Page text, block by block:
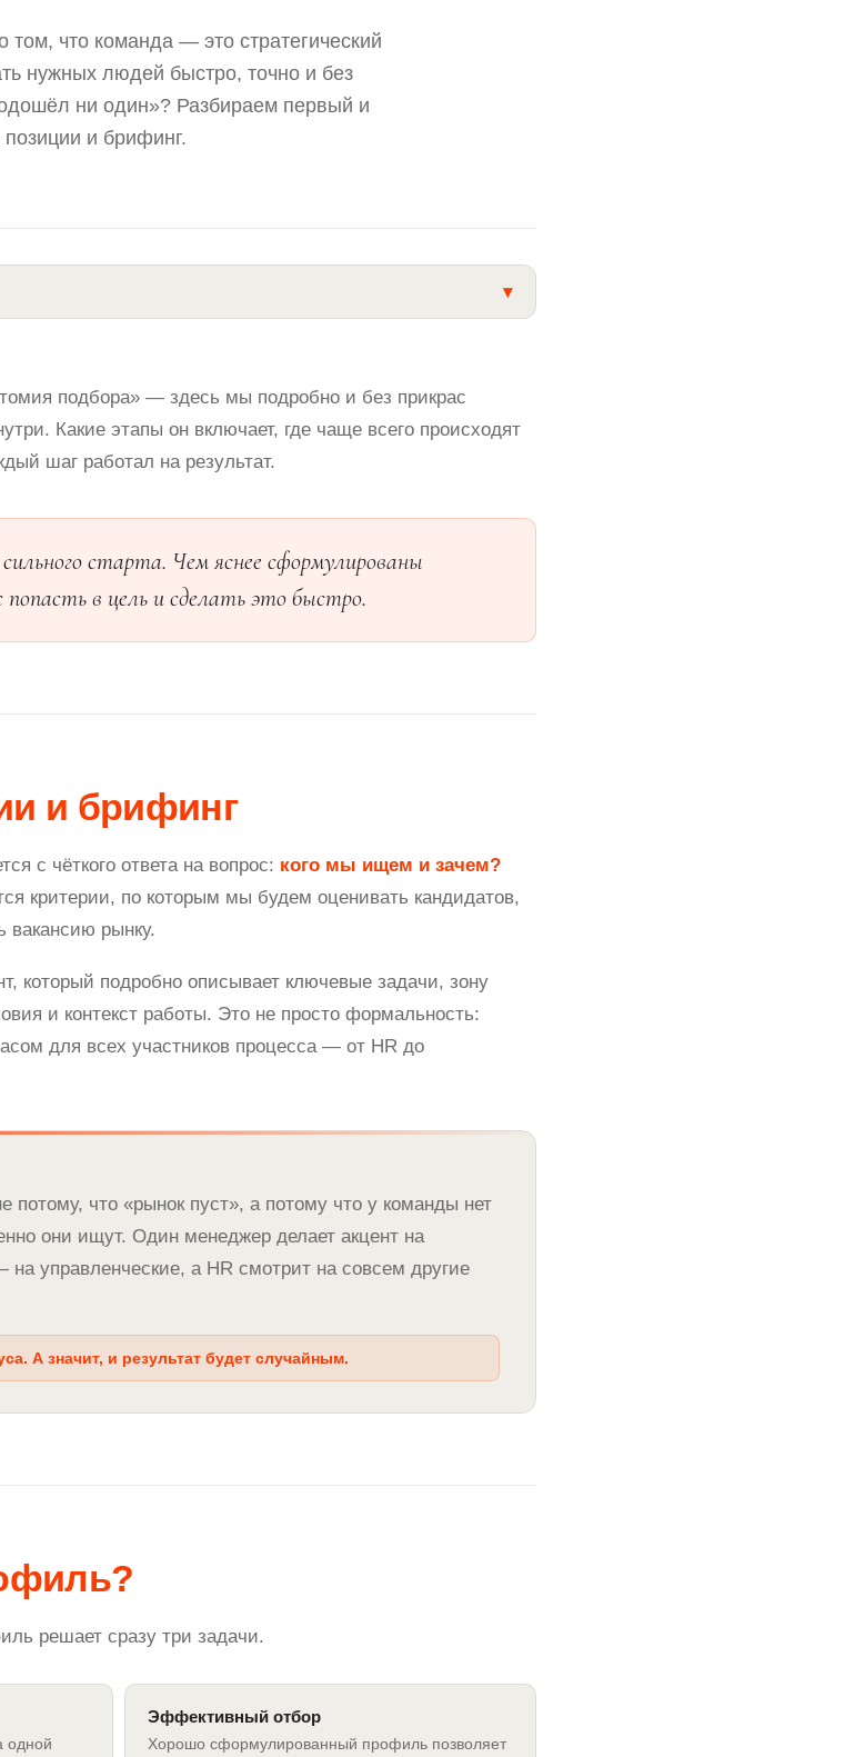
том, что команда — это стратегический
нужных людей быстро, точно и без
ни один»? Разбираем первый и
и брифинг.
▾
подбора» — здесь мы подробно и без прикрас
Какие этапы он включает, где чаще всего происходят
шаг работал на результат.
старта. Чем яснее сформулированы
в цель и сделать это быстро.
и брифинг
с чёткого ответа на вопрос: кого мы ищем и зачем?
критерии, по которым мы будем оценивать кандидатов,
вакансию рынку.
который подробно описывает ключевые задачи, зону
и контекст работы. Это не просто формальность:
для всех участников процесса — от HR до
потому, что «рынок пуст», а потому что у команды нет
они ищут. Один менеджер делает акцент на
на управленческие, а HR смотрит на совсем другие
А значит, и результат будет случайным.
решает сразу три задачи.
одной
Эффективный отбор
Хорошо сформулированный профиль позволяет